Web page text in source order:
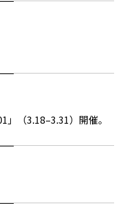
」（3.18–3.31）開催。